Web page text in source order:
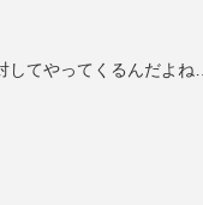
してやってくるんだよね…